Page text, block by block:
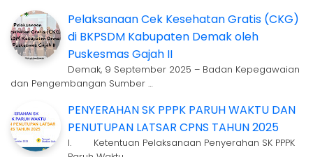
Pelaksanaan Cek Kesehatan Gratis (CKG)
di BKPSDM Kabupaten Demak oleh
Puskesmas Gajah II
Demak, 9 September 2025 – Badan Kepegawaian
dan Pengembangan Sumber …
PENYERAHAN SK PPPK PARUH WAKTU DAN
PENUTUPAN LATSAR CPNS TAHUN 2025
I. Ketentuan Pelaksanaan Penyerahan SK PPPK